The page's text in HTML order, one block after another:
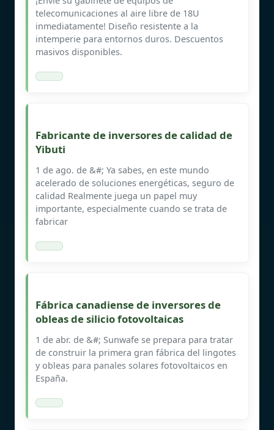
telecomunicaciones al aire libre de 18U
inmediatamente! Diseño resistente a la
intemperie para entornos duros. Descuentos
masivos disponibles.
Fabricante de inversores de calidad de
Yibuti
1 de ago. de &#; Ya sabes, en este mundo
acelerado de soluciones energéticas, seguro de
calidad Realmente juega un papel muy
importante, especialmente cuando se trata de
fabricar
Fábrica canadiense de inversores de
obleas de silicio fotovoltaicas
1 de abr. de &#; Sunwafe se prepara para tratar
de construir la primera gran fábrica del lingotes
y obleas para panales solares fotovoltaicos en
España.